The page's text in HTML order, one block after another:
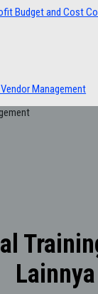
Budget and Cost
Management
Lainnya